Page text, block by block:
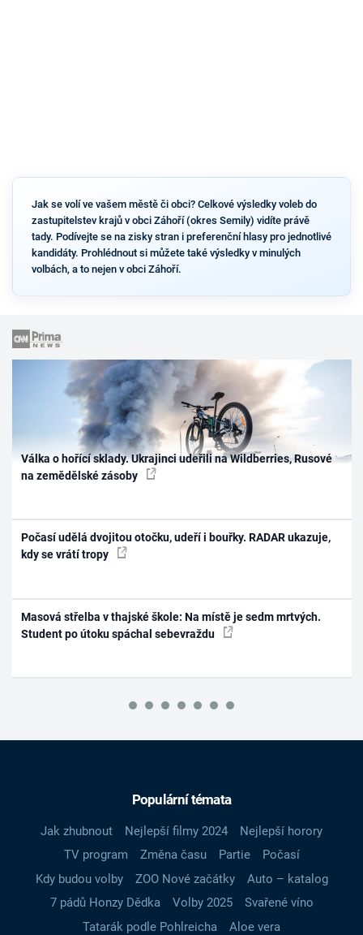
Jak se volí ve vašem městě či obci? Celkové výsledky voleb do
zastupitelstev krajů v obci Záhoří (okres Semily) vidíte právě
tady. Podívejte se na zisky stran i preferenční hlasy pro jednotlivé
kandidáty. Prohlédnout si můžete také výsledky v minulých
volbách, a to nejen v obci Záhoří.
Válka o hořící sklady. Ukrajinci udeřili na Wildberries, Rusové
na zemědělské zásoby
Počasí udělá dvojitou otočku, udeří i bouřky. RADAR ukazuje,
kdy se vrátí tropy
Masová střelba v thajské škole: Na místě je sedm mrtvých.
Student po útoku spáchal sebevraždu
Populární témata
Jak zhubnout Nejlepší filmy 2024
Nejlepší horory
TV program
Změna času Partie
Počasí
Kdy budou volby
ZOO Nové začátky
Auto – katalog
7 pádů Honzy Dědka
Volby 2025
Svařené víno
Tatarák podle Pohlreicha
Aloe vera